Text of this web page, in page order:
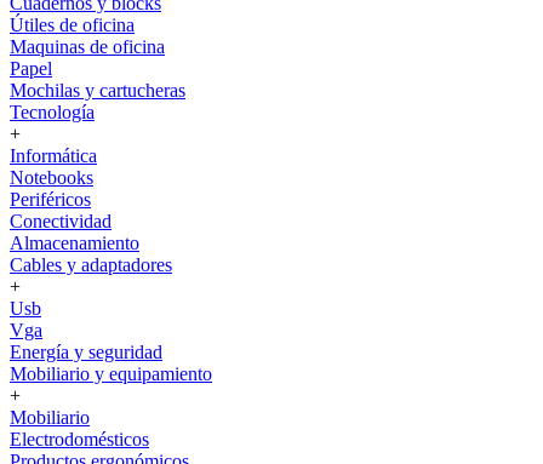
Útiles de oficina
Maquinas de oficina
Papel
Mochilas y cartucheras
Tecnología
+
Informática
Notebooks
Periféricos
Conectividad
Almacenamiento
Cables y adaptadores
+
Usb
Vga
Energía y seguridad
Mobiliario y equipamiento
+
Mobiliario
Electrodomésticos